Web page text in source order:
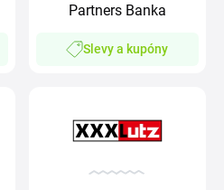
Partners Banka
Slevy a kupóny